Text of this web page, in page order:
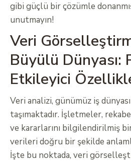
gibi güçlü bir çözümle
unutmayın!
Veri
Büyülü Dünyası:
Etkileyici
Veri analizi, günümüz iş
taşımaktadır. İşletmeler,
ve kararlarını bilgilendirilmiş
verileri doğru bir şekilde
İşte bu noktada, veri